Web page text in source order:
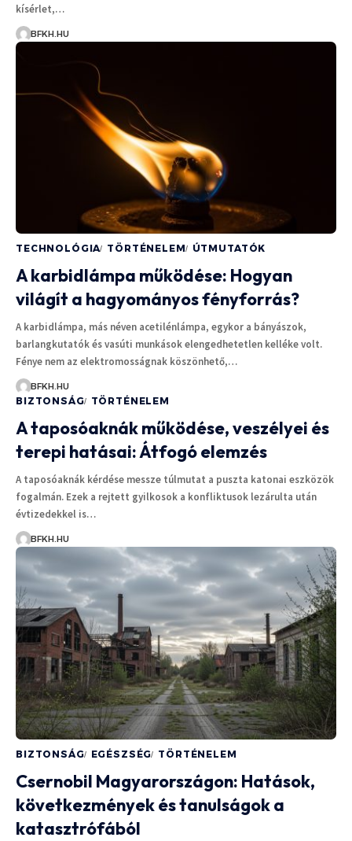
kísérlet,…
BFKH.HU
TECHNOLÓGIA TÖRTÉNELEM ÚTMUTATÓK
A karbidlámpa működése: Hogyan
világít a hagyományos fényforrás?
A karbidlámpa, más néven acetilénlámpa, egykor a bányászok,
barlangkutatók és vasúti munkások elengedhetetlen kelléke volt.
Fénye nem az elektromosságnak köszönhető,…
BFKH.HU
BIZTONSÁG TÖRTÉNELEM
A taposóaknák működése, veszélyei és
terepi hatásai: Átfogó elemzés
A taposóaknák kérdése messze túlmutat a puszta katonai eszközök
fogalmán. Ezek a rejtett gyilkosok a konfliktusok lezárulta után
évtizedekkel is…
BFKH.HU
BIZTONSÁG EGÉSZSÉG TÖRTÉNELEM
Csernobil Magyarországon: Hatások,
következmények és tanulságok a
katasztrófából